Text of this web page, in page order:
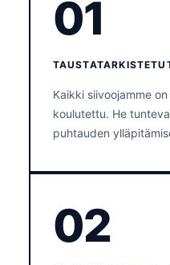
01
Kaikki siivoojamme
koulutettu. He
puhtauden
02